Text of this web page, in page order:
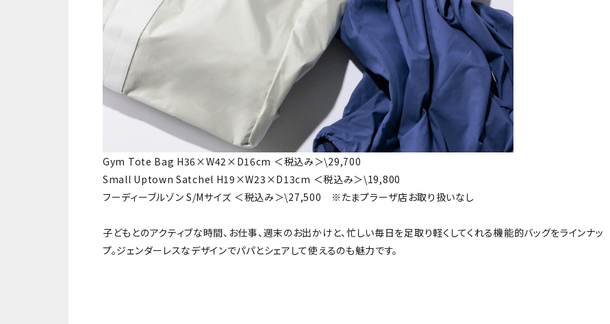
Gym Tote Bag H36×W42×D16cm ＜税込み＞\29,700
Small Uptown Satchel H19×W23×D13cm ＜税込み＞\19,800
フーディーブルゾン S/Mサイズ ＜税込み＞\27,500 ※たまプラーザ店お取り扱いなし
子どもとのアクティブな時間、お仕事、週末のお出かけと、忙しい毎日を足取り軽くしてくれる機能的バッグをラインナッ
プ。ジェンダーレスなデザインでパパとシェアして使えるのも魅力です。